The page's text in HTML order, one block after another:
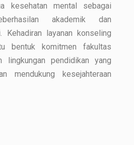
kesehatan mental sebagai
akademik dan
Kehadiran layanan konseling
bentuk komitmen fakultas
lingkungan pendidikan yang
mendukung kesejahteraan